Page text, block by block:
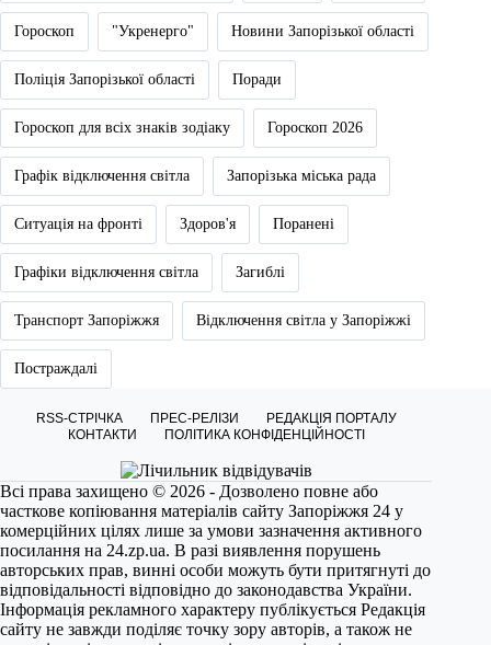
Гороскоп "Укренерго" Новини Запорізької області
Поліція Запорізької області Поради
Гороскоп для всіх знаків зодіаку Гороскоп 2026
Графік відключення світла Запорізька міська рада
Ситуація на фронті Здоров'я Поранені
Графіки відключення світла Загиблі
Транспорт Запоріжжя Відключення світла у Запоріжжі
Постраждалі
RSS-СТРІЧКА ПРЕС-РЕЛІЗИ
РЕДАКЦІЯ ПОРТАЛУ
КОНТАКТИ
ПОЛІТИКА КОНФІДЕНЦІЙНОСТІ
Всі права захищено © 2026 - Дозволено повне або
часткове копіювання матеріалів сайту Запоріжжя 24 у
комерційних цілях лише за умови зазначення активного
посилання на 24.zp.ua. В разі виявлення порушень
авторських прав, винні особи можуть бути притягнуті до
відповідальності відповідно до законодавства України.
Інформація рекламного характеру публікується Редакція
сайту не завжди поділяє точку зору авторів, а також не